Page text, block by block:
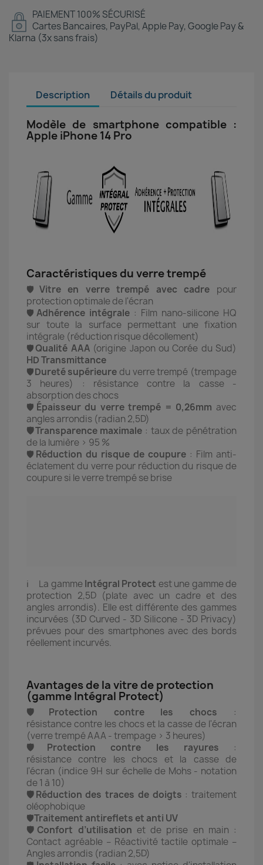
PAIEMENT 100% SÉCURISÉ
Cartes Bancaires, PayPal, Apple Pay, Google Pay &
Klarna (3x sans frais)
Description Détails du produit
Modèle de smartphone compatible :
Apple iPhone 14 Pro
Caractéristiques du verre trempé
🛡️ Vitre en verre trempé avec cadre pour
protection optimale de l'écran
🛡️ Adhérence intégrale : Film nano-silicone HQ
sur toute la surface permettant une fixation
intégrale (réduction risque décollement)
🛡️Qualité AAA(origine Japon ou Corée du Sud)
HD Transmittance
🛡️Dureté supérieure du verre trempé (trempage
3 heures) : résistance contre la casse -
absorption des chocs
🛡️ Épaisseur du verre trempé = 0,26mm avec
angles arrondis (radian 2,5D)
🛡️Transparence maximale : taux de pénétration
de la lumière > 95 %
🛡️ Réduction du risque de coupure : Film anti-
éclatement du verre pour réduction du risque de
coupure si le verre trempé se brise
ℹ️ La gammeIntégral Protect est une gamme de
protection 2,5D (plate avec un cadre et des
angles arrondis). Elle est différente des gammes
incurvées (3D Curved - 3D Silicone - 3D Privacy)
prévues pour des smartphones avec des bords
réellement incurvés.
Avantages de la vitre de protection
(gamme Intégral Protect)
🛡️Protection contre les chocs :
résistance contre les chocs et la casse de l'écran
(verre trempé AAA - trempage > 3 heures)
🛡️Protection contre les rayures :
résistance contre les chocs et la casse de
l'écran (indice 9H sur échelle de Mohs - notation
de 1 à 10)
🛡️Réduction des traces de doigts : traitement
oléophobique
🛡️Traitement antireflets et anti UV
🛡️Confort d’utilisation et de prise en main :
Contact agréable – Réactivité tactile optimale –
Angles arrondis (radian 2,5D)